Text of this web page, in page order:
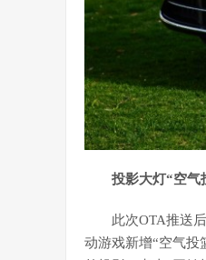
投影大灯“空气
此次OTA推送
动游戏新增“空气投